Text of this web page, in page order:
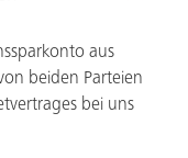
aus
beiden Parteien
bei uns